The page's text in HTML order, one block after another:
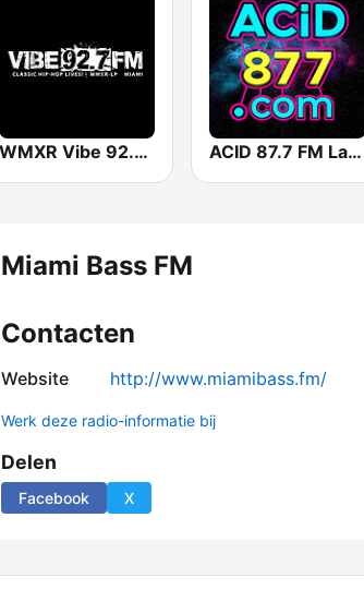
WMXR Vibe 92.7 Miami FM ACID 87.7 FM Las Vegas
Miami Bass FM
Contacten
Website http://www.miamibass.fm/
Werk deze radio-informatie bij
Delen
Facebook X